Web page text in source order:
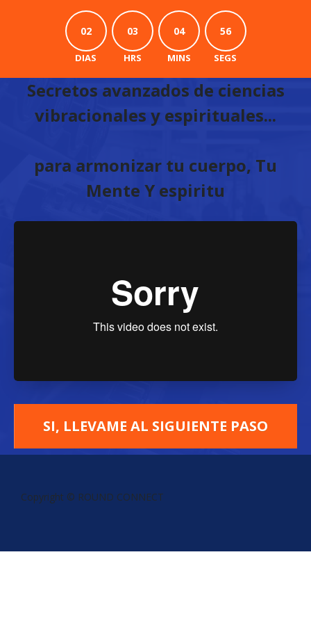
02
DIAS
03
HRS
04
MINS
55
SEGS
Secretos avanzados de ciencias
vibracionales y espirituales...
para armonizar tu cuerpo, Tu
Mente Y espiritu
SI, LLEVAME AL SIGUIENTE PASO
Copyright © ROUND CONNECT